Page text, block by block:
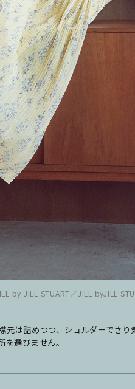
by JILL STUART／JILL byJILL
元は詰めつつ、ショルダーでさ
選びません。